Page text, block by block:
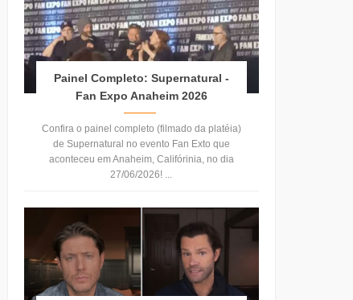
Painel Completo: Supernatural -
Fan Expo Anaheim 2026
Confira o painel completo (filmado da platéia)
de Supernatural no evento Fan Exto que
aconteceu em Anaheim, Califórinia, no dia
27/06/2026! ...